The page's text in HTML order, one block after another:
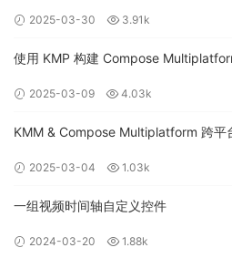
2025-03-30 3.91k
使用 KMP 构建 Compose
2025-03-09 4.03k
KMM & Compose Multiplatform 跨平
2025-03-04 1.03k
一组视频时间轴自定义控件
2024-03-20 1.88k